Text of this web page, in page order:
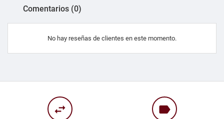
Comentarios (0)
No hay reseñas de clientes en este momento.
swap_horiz label